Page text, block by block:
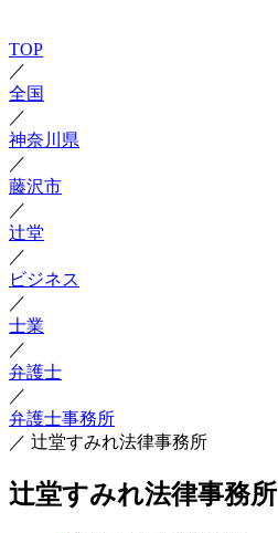
TOP
／
全国
／
神奈川県
／
藤沢市
／
辻堂
／
ビジネス
／
士業
／
弁護士
／
弁護士事務所
／ 辻堂すみれ法律事務所
辻堂すみれ法律事務所